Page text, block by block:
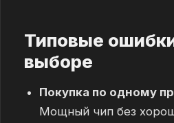
Типовые
выборе
Покупка по одному
Мощный чип без